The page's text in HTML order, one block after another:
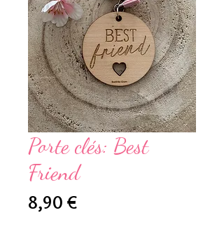
Porte clés: Best
Friend
8,90 €Prix